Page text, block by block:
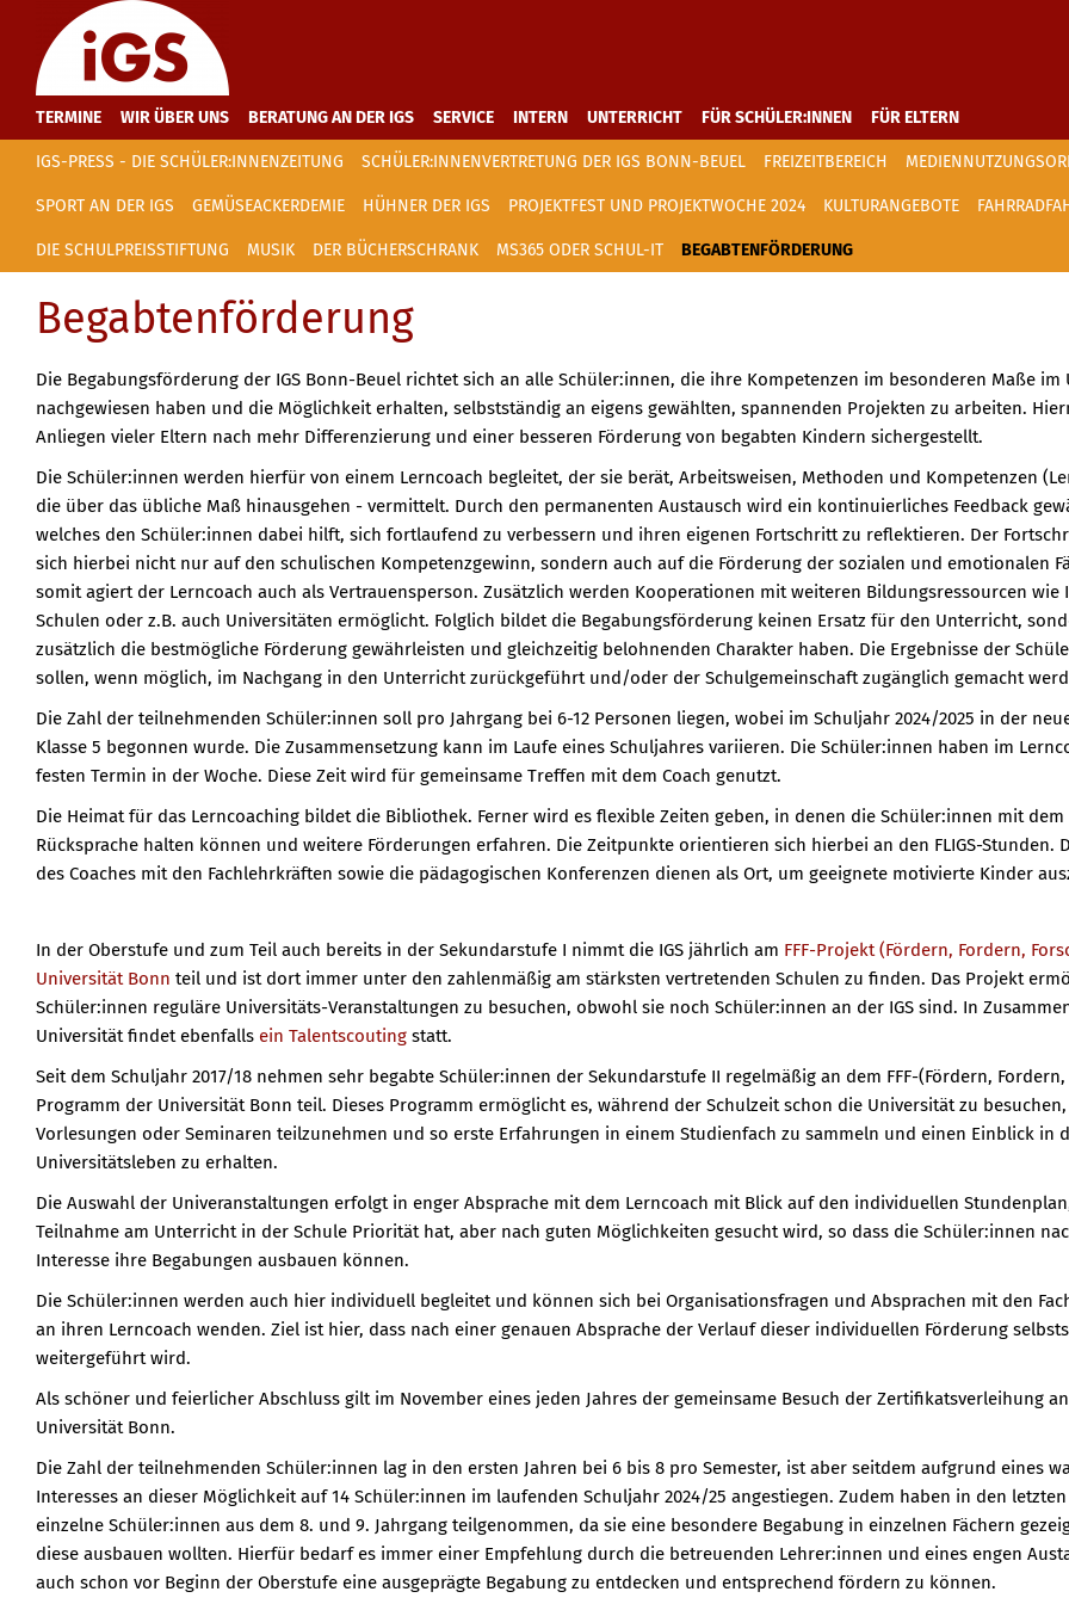
TERMINE WIR ÜBER UNS BERATUNG AN DER IGS SERVICE INTERN UNTERRICHT FÜR SCHÜLER:INNEN FÜR ELTERN
IGS-PRESS - DIE SCHÜLER:INNENZEITUNG SCHÜLER:INNENVERTRETUNG DER IGS BONN-BEUEL FREIZEITBEREICH
SPORT AN DER IGS GEMÜSEACKERDEMIE HÜHNER DER IGS PROJEKTFEST UND PROJEKTWOCHE 2024 KULTURANGEBOTE
DIE SCHULPREISSTIFTUNG MUSIK DER BÜCHERSCHRANK MS365 ODER SCHUL-IT BEGABTENFÖRDERUNG
Begabtenförderung
Die Begabungsförderung der IGS Bonn-Beuel richtet sich an alle Schüler:innen, die ihre Kompetenzen im besonderen Maße im
nachgewiesen haben und die Möglichkeit erhalten, selbstständig an eigens gewählten, spannenden Projekten zu arbeiten.
Anliegen vieler Eltern nach mehr Differenzierung und einer besseren Förderung von begabten Kindern sichergestellt.
Die Schüler:innen werden hierfür von einem Lerncoach begleitet, der sie berät, Arbeitsweisen, Methoden und Kompetenzen
die über das übliche Maß hinausgehen - vermittelt. Durch den permanenten Austausch wird ein kontinuierliches Feedback
welches den Schüler:innen dabei hilft, sich fortlaufend zu verbessern und ihren eigenen Fortschritt zu reflektieren. Der
sich hierbei nicht nur auf den schulischen Kompetenzgewinn, sondern auch auf die Förderung der sozialen und emotionalen
somit agiert der Lerncoach auch als Vertrauensperson. Zusätzlich werden Kooperationen mit weiteren Bildungsressourcen
Schulen oder z.B. auch Universitäten ermöglicht. Folglich bildet die Begabungsförderung keinen Ersatz für den Unterricht,
zusätzlich die bestmögliche Förderung gewährleisten und gleichzeitig belohnenden Charakter haben. Die Ergebnisse der
sollen, wenn möglich, im Nachgang in den Unterricht zurückgeführt und/oder der Schulgemeinschaft zugänglich gemacht
Die Zahl der teilnehmenden Schüler:innen soll pro Jahrgang bei 6-12 Personen liegen, wobei im Schuljahr 2024/2025 in der
Klasse 5 begonnen wurde. Die Zusammensetzung kann im Laufe eines Schuljahres variieren. Die Schüler:innen haben im
festen Termin in der Woche. Diese Zeit wird für gemeinsame Treffen mit dem Coach genutzt.
Die Heimat für das Lerncoaching bildet die Bibliothek. Ferner wird es flexible Zeiten geben, in denen die Schüler:innen mit dem
Rücksprache halten können und weitere Förderungen erfahren. Die Zeitpunkte orientieren sich hierbei an den FLIGS-Stunden.
des Coaches mit den Fachlehrkräften sowie die pädagogischen Konferenzen dienen als Ort, um geeignete motivierte Kinder
In der Oberstufe und zum Teil auch bereits in der Sekundarstufe I nimmt die IGS jährlich am FFF-Projekt (Fördern, Fordern,
Universität Bonn teil und ist dort immer unter den zahlenmäßig am stärksten vertretenden Schulen zu finden. Das Projekt
Schüler:innen reguläre Universitäts-Veranstaltungen zu besuchen, obwohl sie noch Schüler:innen an der IGS sind. In
Universität findet ebenfalls ein Talentscouting statt.
Seit dem Schuljahr 2017/18 nehmen sehr begabte Schüler:innen der Sekundarstufe II regelmäßig an dem FFF-(Fördern,
Programm der Universität Bonn teil. Dieses Programm ermöglicht es, während der Schulzeit schon die Universität zu
Vorlesungen oder Seminaren teilzunehmen und so erste Erfahrungen in einem Studienfach zu sammeln und einen Einblick in
Universitätsleben zu erhalten.
Die Auswahl der Univeranstaltungen erfolgt in enger Absprache mit dem Lerncoach mit Blick auf den individuellen
Teilnahme am Unterricht in der Schule Priorität hat, aber nach guten Möglichkeiten gesucht wird, so dass die Schüler:innen
Interesse ihre Begabungen ausbauen können.
Die Schüler:innen werden auch hier individuell begleitet und können sich bei Organisationsfragen und Absprachen mit den
an ihren Lerncoach wenden. Ziel ist hier, dass nach einer genauen Absprache der Verlauf dieser individuellen Förderung
weitergeführt wird.
Als schöner und feierlicher Abschluss gilt im November eines jeden Jahres der gemeinsame Besuch der Zertifikatsverleihung
Universität Bonn.
Die Zahl der teilnehmenden Schüler:innen lag in den ersten Jahren bei 6 bis 8 pro Semester, ist aber seitdem aufgrund eines
Interesses an dieser Möglichkeit auf 14 Schüler:innen im laufenden Schuljahr 2024/25 angestiegen. Zudem haben in den
einzelne Schüler:innen aus dem 8. und 9. Jahrgang teilgenommen, da sie eine besondere Begabung in einzelnen Fächern
diese ausbauen wollten. Hierfür bedarf es immer einer Empfehlung durch die betreuenden Lehrer:innen und eines engen
auch schon vor Beginn der Oberstufe eine ausgeprägte Begabung zu entdecken und entsprechend fördern zu können.